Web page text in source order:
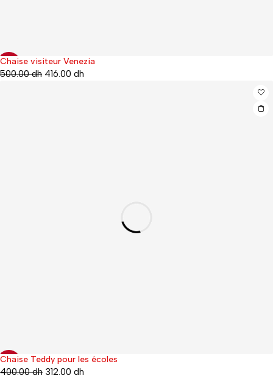
17%
Chaise visiteur Venezia
500.00dh 416.00 dh
22%
Chaise Teddy pour les écoles
400.00dh 312.00 dh